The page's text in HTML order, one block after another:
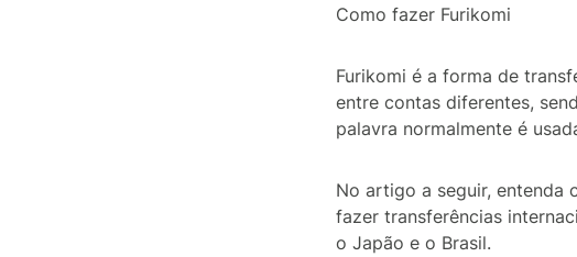
Como fazer Furikomi
Furikomi é a forma de
entre contas diferentes,
palavra normalmente é
No artigo a seguir, entenda
fazer transferências
o Japão e o Brasil.